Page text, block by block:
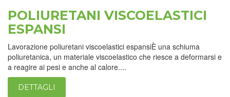
POLIURETANI VISCOELASTICI
ESPANSI
Lavorazione poliuretani viscoelastici espansiÈ una schiuma
poliuretanica, un materiale viscoelastico che riesce a deformarsi e
a reagire ai pesi e anche al calore....
DETTAGLI